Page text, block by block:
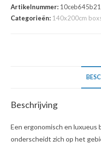
Artikelnummer:
Categorieën: 140x200cm
Beschrijving
Een ergonomisch en luxueus
onderscheidt zich op het